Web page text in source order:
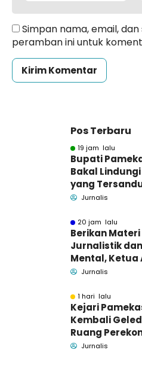
Simpan nama, email,
peramban ini untuk
Pos Terbaru
19 jam lalu
Bupati
Bakal Lindungi
yang
Dugaan Korupsi
Jurnalis
20 jam lalu
Berikan Materi
Jurnalistik
Mental, Ketua
Bakar
Jurnalis
1 hari lalu
Kejari
Kembali
Ruang
Pidsus:
Jurnalis